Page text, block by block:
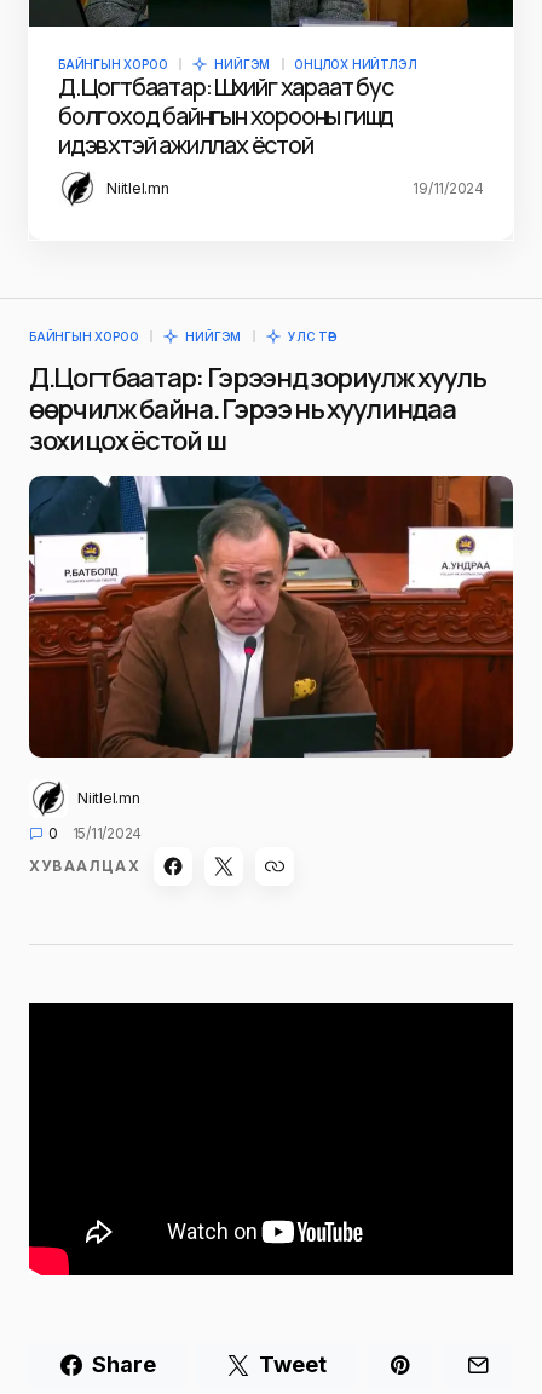
БАЙНГЫН ХОРОО НИЙГЭМ ОНЦЛОХ НИЙТЛЭЛ
Д.Цогтбаатар: Шүүхийг хараат бус
болгоход байнгын хорооны гишүүд
идэвхтэй ажиллах ёстой
Niitlel.mn 19/11/2024
БАЙНГЫН ХОРОО НИЙГЭМ УЛС ТӨР
Д.Цогтбаатар: Гэрээнд зориулж хууль
өөрчилж байна. Гэрээ нь хуулиндаа
зохицох ёстой шүү
Niitlel.mn
0
15/11/2024
ХУВААЛЦАХ
Share Tweet